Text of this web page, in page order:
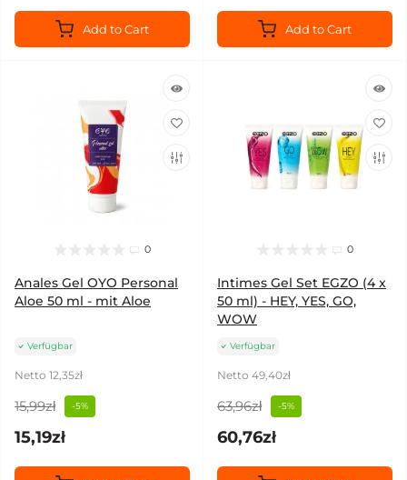
Add to Cart Add to Cart
0
Anales Gel OYO Personal
Aloe 50 ml - mit Aloe
Verfügbar
Netto 12,35zł
15,99zł -5%
15,19zł
0
Intimes Gel Set EGZO (4 x
50 ml) - HEY, YES, GO,
WOW
Verfügbar
Netto 49,40zł
63,96zł -5%
60,76zł